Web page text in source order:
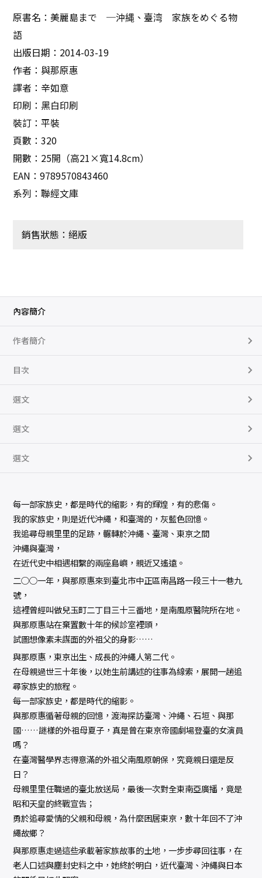
原書名：美麗島まで ─沖縄、臺湾 家族をめぐる物
語
出版日期：2014-03-19
作者：與那原惠
譯者：辛如意
印刷：黑白印刷
裝訂：平裝
頁數：320
開數：25開（高21×寬14.8cm）
EAN：9789570843460
系列：聯經文庫
銷售狀態：絕版
內容簡介
作者簡介
目次
選文
選文
選文
每一部家族史，都是時代的縮影，有的輝煌，有的悲傷。
我的家族史，則是近代沖繩，和臺灣的，灰藍色回憶。
我追尋母親里里的足跡，輾轉於沖繩、臺灣、東京之間
沖繩與臺灣，
在近代史中相遇相繫的兩座島嶼，親近又遙遠。
二○○一年，與那原惠來到臺北市中正區南昌路一段三十一巷九
號，
這裡曾經叫做兒玉町二丁目三十三番地，是南風原醫院所在地。
與那原惠站在棄置數十年的候診室裡頭，
試圖想像素未謀面的外祖父的身影……
與那原惠，東京出生、成長的沖繩人第二代。
在母親過世三十年後，以她生前講述的往事為線索，展開一趟追
尋家族史的旅程。
每一部家族史，都是時代的縮影。
與那原惠循著母親的回憶，渡海探訪臺灣、沖繩、石垣、與那
國……謎樣的外祖母夏子，真是曾在東京帝國劇場登臺的女演員
嗎？
在臺灣醫學界志得意滿的外祖父南風原朝保，究竟親日還是反
日？
母親里里任職過的臺北放送局，最後一次對全東南亞廣播，竟是
昭和天皇的終戰宣告；
勇於追尋愛情的父親和母親，為什麼困居東京，數十年回不了沖
繩故鄉？
與那原惠走過這些承載著家族故事的土地，一步步尋回往事，在
老人口述與塵封史料之中，她終於明白，近代臺灣、沖繩與日本